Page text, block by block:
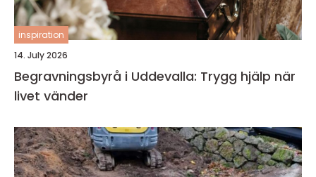
inspiration
14. July 2026
Begravningsbyrå i Uddevalla: Trygg hjälp när
livet vänder